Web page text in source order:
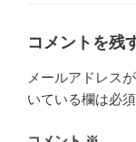
k
コメントを残
メールアドレス
いている欄は必